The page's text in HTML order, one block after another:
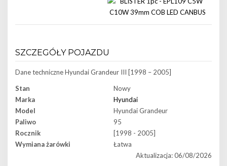
SZCZEGÓŁY POJAZDU
Dane techniczneHyundai Grandeur III [1998 – 2005]
Stan
Nowy
Marka
Hyundai
Model
Hyundai Grandeur
Paliwo
95
Rocznik
[1998 - 2005]
Wymiana żarówki
Łatwa
Aktualizacja: 06/08/2026